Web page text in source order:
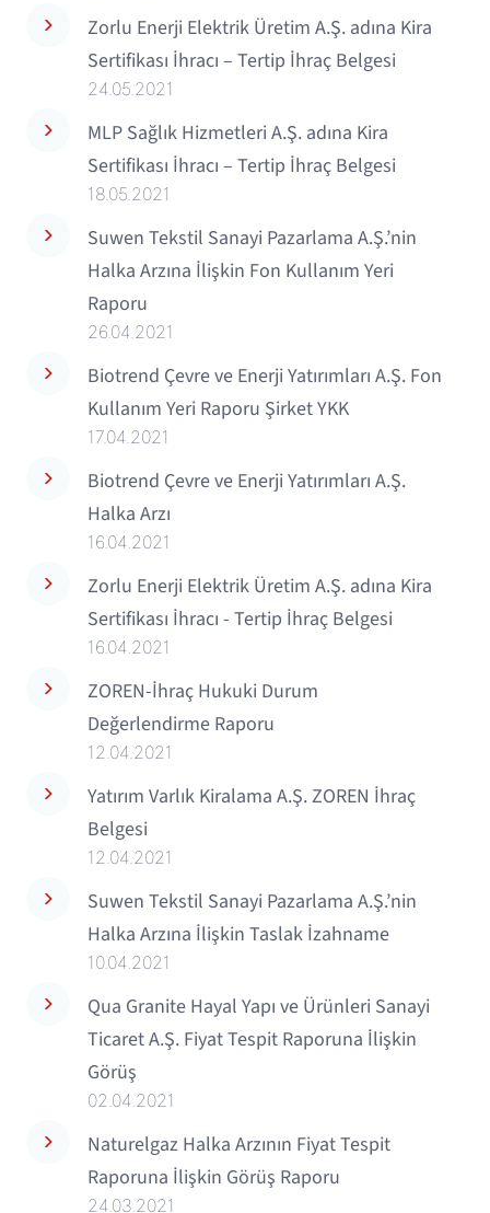
Zorlu Enerji Elektrik Üretim A.Ş. adına Kira
Sertifikası İhracı – Tertip İhraç Belgesi
24.05.2021
MLP Sağlık Hizmetleri A.Ş. adına Kira
Sertifikası İhracı – Tertip İhraç Belgesi
18.05.2021
Suwen Tekstil Sanayi Pazarlama A.Ş.’nin
Halka Arzına İlişkin Fon Kullanım Yeri
Raporu
26.04.2021
Biotrend Çevre ve Enerji Yatırımları A.Ş. Fon
Kullanım Yeri Raporu Şirket YKK
17.04.2021
Biotrend Çevre ve Enerji Yatırımları A.Ş.
Halka Arzı
16.04.2021
Zorlu Enerji Elektrik Üretim A.Ş. adına Kira
Sertifikası İhracı - Tertip İhraç Belgesi
16.04.2021
ZOREN-İhraç Hukuki Durum
Değerlendirme Raporu
12.04.2021
Yatırım Varlık Kiralama A.Ş. ZOREN İhraç
Belgesi
12.04.2021
Suwen Tekstil Sanayi Pazarlama A.Ş.’nin
Halka Arzına İlişkin Taslak İzahname
10.04.2021
Qua Granite Hayal Yapı ve Ürünleri Sanayi
Ticaret A.Ş. Fiyat Tespit Raporuna İlişkin
Görüş
02.04.2021
Naturelgaz Halka Arzının Fiyat Tespit
Raporuna İlişkin Görüş Raporu
24.03.2021